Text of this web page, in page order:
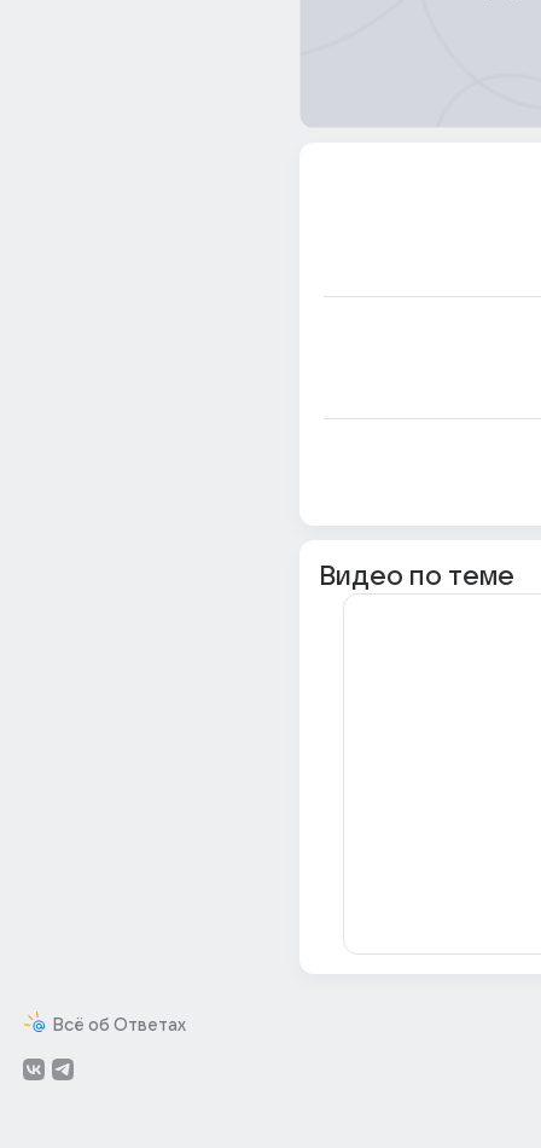
Всё об Ответах
Видео по теме